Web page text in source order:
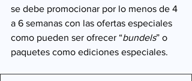
se debe promocionar por lo menos de 4
a 6 semanas con las ofertas especiales
como pueden ser ofrecer “bundels” o
paquetes como ediciones especiales.